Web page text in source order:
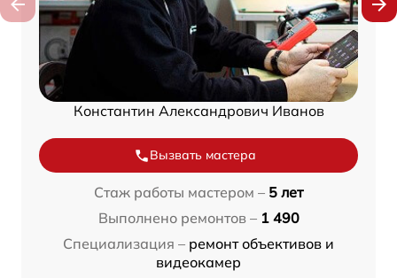
Константин Александрович Иванов
Вызвать мастера
Стаж работы мастером – 5 лет
Выполнено ремонтов – 1 490
Специализация – ремонт объективов и
видеокамер